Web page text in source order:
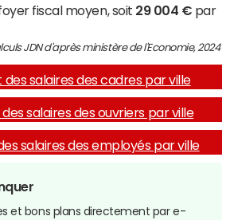
fiscal moyen, soit 29 004 € par
JDN d'après ministère de l'Economie, 2024
des salaires des cadres par ville
salaires des ouvriers par ville
salaires des employés par ville
et bons plans directement par e-